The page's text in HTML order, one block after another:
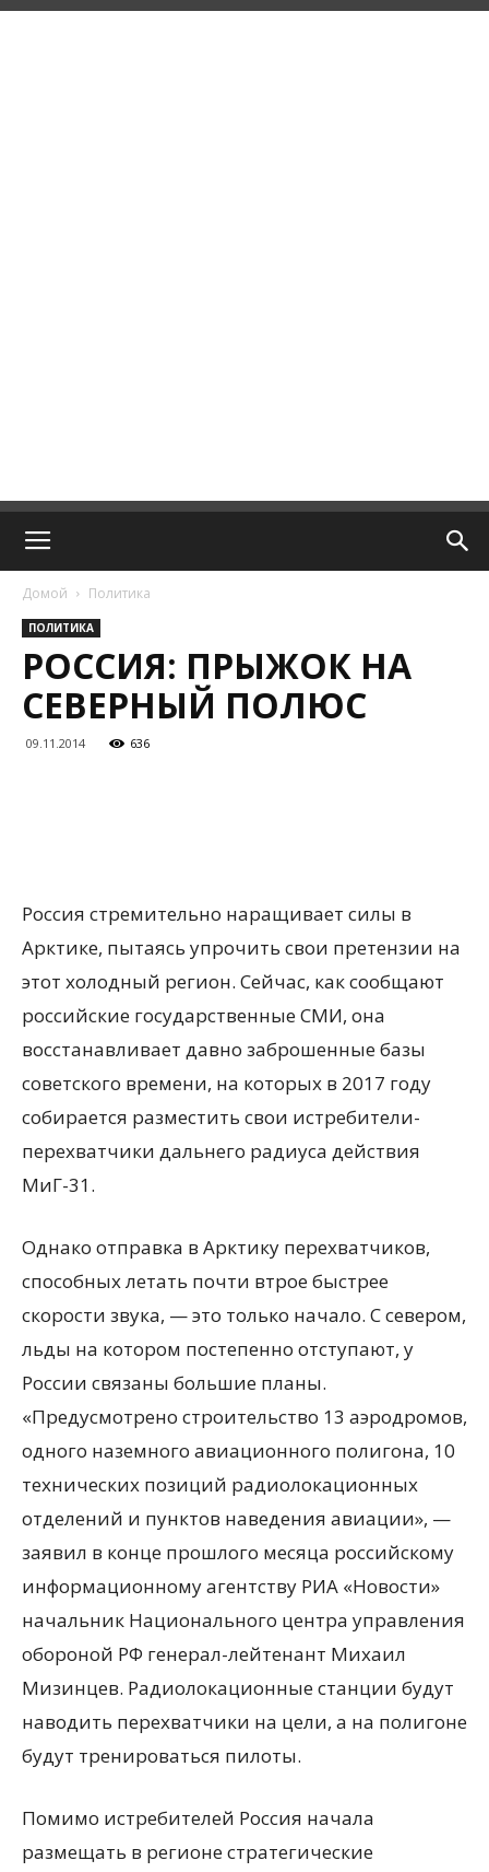
Домой Политика
ПОЛИТИКА
РОССИЯ: ПРЫЖОК НА
СЕВЕРНЫЙ ПОЛЮС
09.11.2014 636
Россия стремительно наращивает силы в
Арктике, пытаясь упрочить свои претензии на
этот холодный регион. Сейчас, как сообщают
российские государственные СМИ, она
восстанавливает давно заброшенные базы
советского времени, на которых в 2017 году
собирается разместить свои истребители-
перехватчики дальнего радиуса действия
МиГ-31.
Однако отправка в Арктику перехватчиков,
способных летать почти втрое быстрее
скорости звука, — это только начало. С севером,
льды на котором постепенно отступают, у
России связаны большие планы.
«Предусмотрено строительство 13 аэродромов,
одного наземного авиационного полигона, 10
технических позиций радиолокационных
отделений и пунктов наведения авиации», —
заявил в конце прошлого месяца российскому
информационному агентству РИА «Новости»
начальник Национального центра управления
обороной РФ генерал-лейтенант Михаил
Мизинцев. Радиолокационные станции будут
наводить перехватчики на цели, а на полигоне
будут тренироваться пилоты.
Помимо истребителей Россия начала
размещать в регионе стратегические